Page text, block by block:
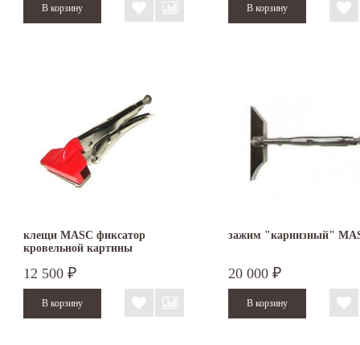
клещи MASC фиксатор
кровельной картины
12 500 ₽
зажим "карнизный"
20 000 ₽